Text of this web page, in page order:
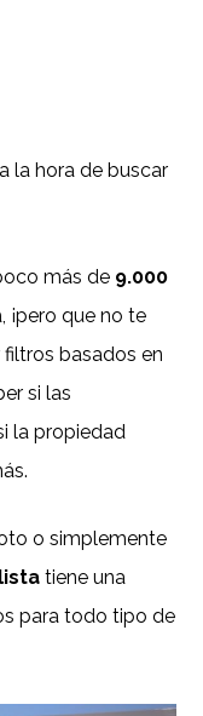
la hora de buscar
más de 9.000
¡pero que no te
basados en
si las
la propiedad
o simplemente
tiene una
para todo tipo de